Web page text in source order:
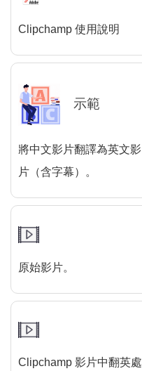
Clipchamp 使用說明
示範
將中文影片翻譯為英文影
片（含字幕）。
原始影片。
Clipchamp 影片中翻英處